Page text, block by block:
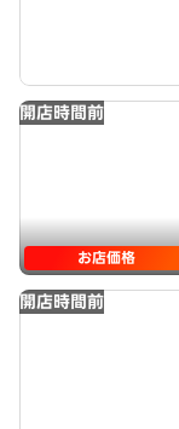
開店時間前
お店価格
開店時間前